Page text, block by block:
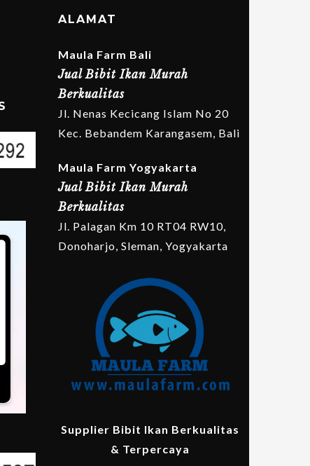
ALAMAT
Maula Farm Bali
Jual Bibit Ikan Murah
Berkualitas
Jl. Nenas Kecicang Islam No 20
Kec. Bebandem Karangasem, Bali
Maula Farm Yogyakarta
Jual Bibit Ikan Murah
Berkualitas
Jl. Palagan Km 10 RT04 RW10,
Donoharjo, Sleman, Yogyakarta
Supplier Bibit Ikan Berkualitas
& Terpercaya